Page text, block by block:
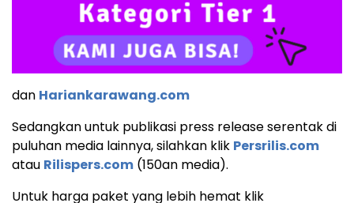
dan Hariankarawang.com
Sedangkan untuk publikasi press release serentak di
puluhan media lainnya, silahkan klik Persrilis.com
atau Rilispers.com (150an media).
Untuk harga paket yang lebih hemat klik